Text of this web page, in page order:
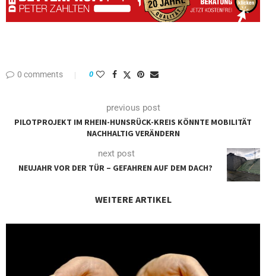
0 comments 0
previous post
PILOTPROJEKT IM RHEIN-HUNSRÜCK-KREIS KÖNNTE MOBILITÄT
NACHHALTIG VERÄNDERN
next post
NEUJAHR VOR DER TÜR – GEFAHREN AUF DEM DACH?
WEITERE ARTIKEL